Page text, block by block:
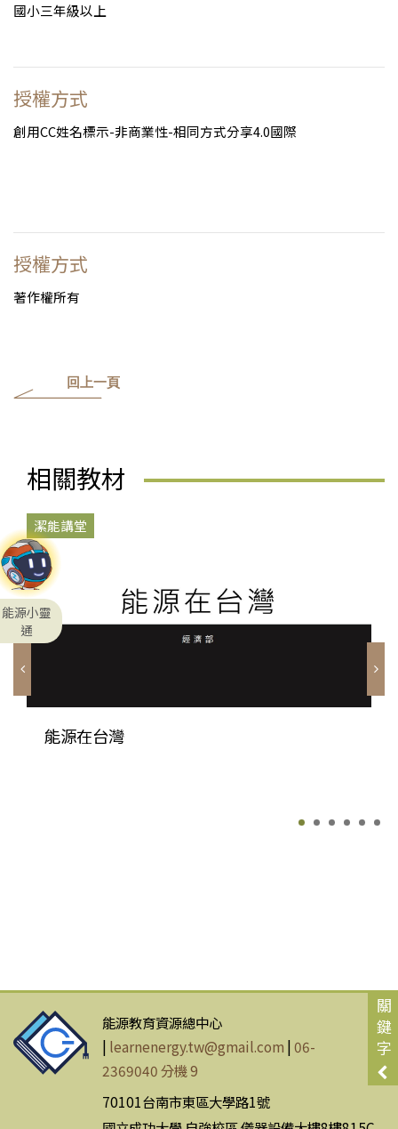
國小三年級以上
授權方式
創用CC姓名標示-非商業性-相同方式分享4.0國際
授權方式
著作權所有
回上一頁
相關教材
潔能講堂
能源在台灣
關
鍵
字
能源小靈
通
能源教育資源總中心
| learnenergy.tw@gmail.com |06-
2369040 分機 9
70101台南市東區大學路1號